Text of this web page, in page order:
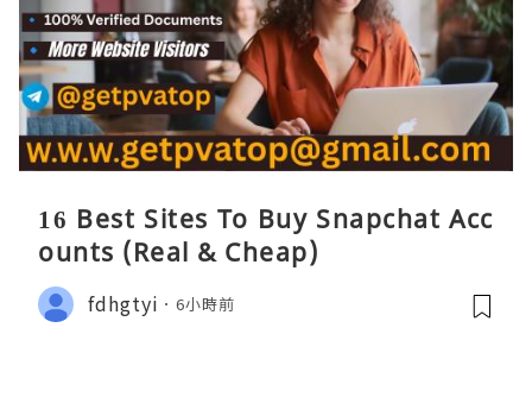
16 Best Sites To Buy Snapchat Acc
ounts (Real & Cheap)
fdhgtyi 6小時前